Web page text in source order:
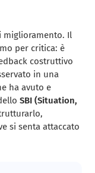
miglioramento. Il
per critica: è
costruttivo
in una
ha avuto e
SBI (Situation,
si senta attaccato